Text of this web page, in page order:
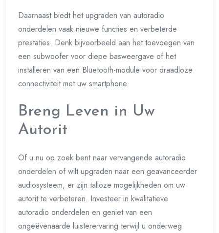
Daarnaast biedt het upgraden van autoradio
onderdelen vaak nieuwe functies en verbeterde
prestaties. Denk bijvoorbeeld aan het toevoegen van
een subwoofer voor diepe basweergave of het
installeren van een Bluetooth-module voor draadloze
connectiviteit met uw smartphone.
Breng Leven in Uw
Autorit
Of u nu op zoek bent naar vervangende autoradio
onderdelen of wilt upgraden naar een geavanceerder
audiosysteem, er zijn talloze mogelijkheden om uw
autorit te verbeteren. Investeer in kwalitatieve
autoradio onderdelen en geniet van een
ongeëvenaarde luisterervaring terwijl u onderweg